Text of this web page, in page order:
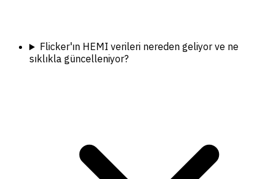
Flicker'ın HEMI verileri nereden geliyor ve ne
sıklıkla güncelleniyor?